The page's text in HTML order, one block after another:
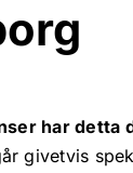
har detta
givetvis